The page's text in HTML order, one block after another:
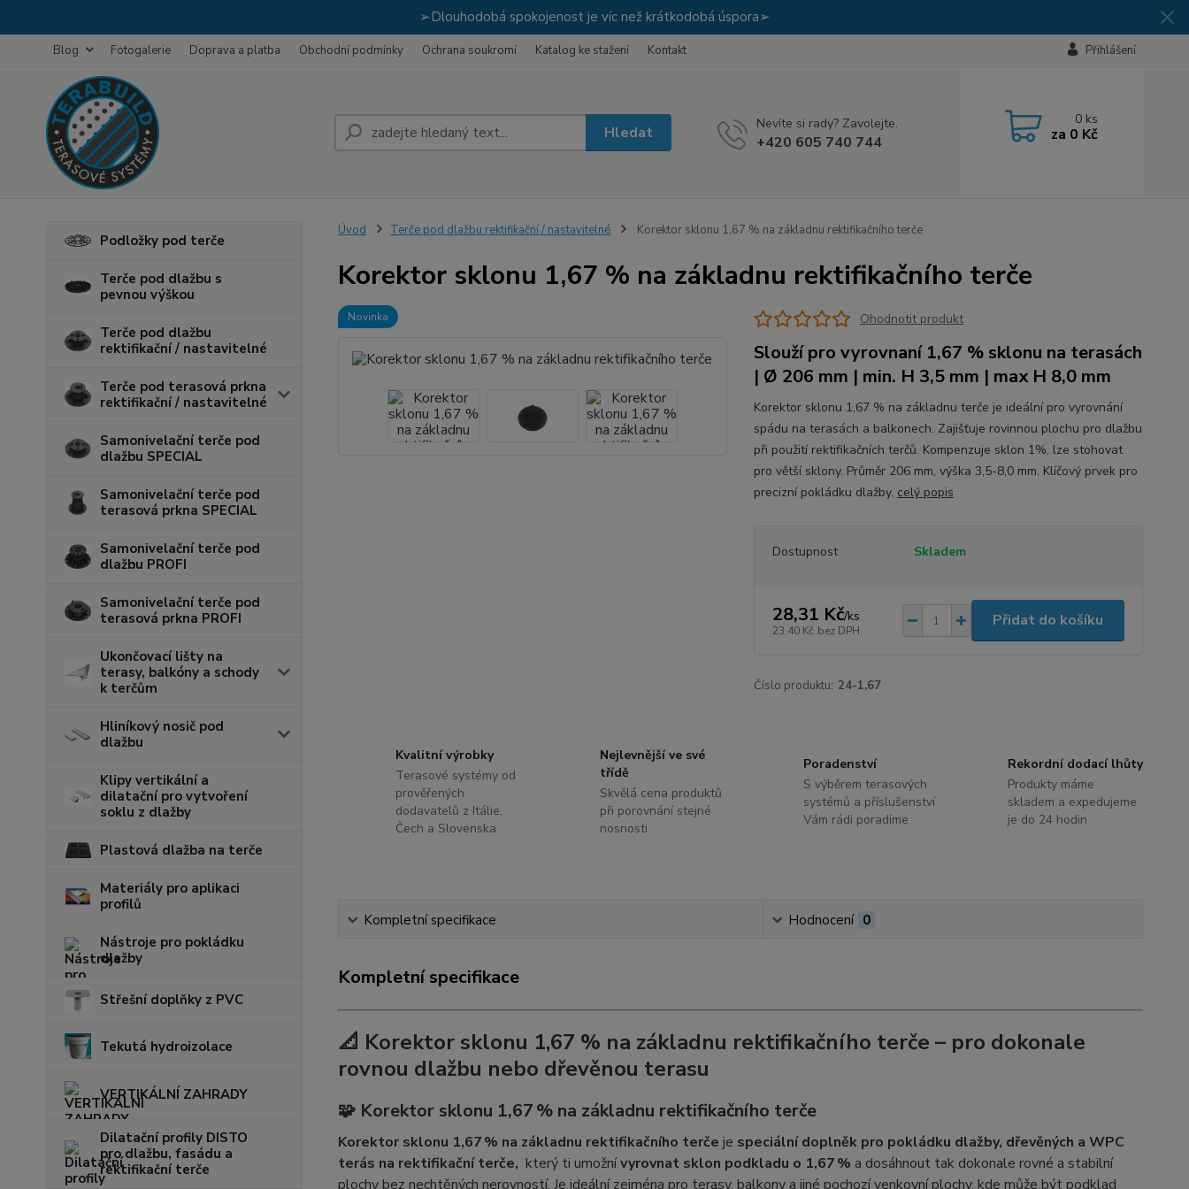
➢Dlouhodobá spokojenost je víc než krátkodobá úspora➢
Blog Fotogalerie Doprava a platba Obchodní podmínky Ochrana soukromí Katalog ke stažení Kontakt Přihlášení
Hledat Nevíte si rady? Zavolejte.
+420 605 740 744
0 ks
za 0 Kč
Podložky pod terče
Terče pod dlažbu s
pevnou výškou
Terče pod dlažbu
rektifikační / nastavitelné
Terče pod terasová prkna
rektifikační / nastavitelné
Samonivelační terče pod
dlažbu SPECIAL
Samonivelační terče pod
terasová prkna SPECIAL
Samonivelační terče pod
dlažbu PROFI
Samonivelační terče pod
terasová prkna PROFI
Ukončovací lišty na
terasy, balkóny a schody
k terčům
Hliníkový nosič pod
dlažbu
Klipy vertikální a
dilatační pro vytvoření
soklu z dlažby
Plastová dlažba na terče
Materiály pro aplikaci
profilů
Nástroje pro pokládku
dlažby
Střešní doplňky z PVC
Tekutá hydroizolace
VERTIKÁLNÍ ZAHRADY
Dilatační profily DISTO
pro dlažbu, fasádu a
rektifikační terče
Úvod Terče pod dlažbu rektifikační / nastavitelné Korektor sklonu 1,67 % na základnu rektifikačního terče
Korektor sklonu 1,67 % na základnu rektifikačního terče
Novinka Ohodnotit produkt
Slouží pro vyrovnaní 1,67 % sklonu na terasách
| Ø 206 mm | min. H 3,5 mm | max H 8,0 mm
Korektor sklonu 1,67 % na základnu terče je ideální pro vyrovnání
spádu na terasách a balkonech. Zajišťuje rovinnou plochu pro dlažbu
při použití rektifikačních terčů. Kompenzuje sklon 1%, lze stohovat
pro větší sklony. Průměr 206 mm, výška 3,5-8,0 mm. Klíčový prvek pro
precizní pokládku dlažby. celý popis
Dostupnost Skladem
28,31 Kč/ks
23,40 Kč bez DPH
Přidat do košíku
Číslo produktu: 24-1,67
Kvalitní výrobky
Terasové systémy od
prověřených
dodavatelů z Itálie,
Čech a Slovenska
Nejlevnější ve své
třídě
Skvělá cena produktů
při porovnání stejné
nosnosti
Poradenství
S výběrem terasových
systémů a příslušenství
Vám rádi poradíme
Rekordní dodací lhůty
Produkty máme
skladem a expedujeme
je do 24 hodin
Kompletní specifikace Hodnocení 0
Kompletní specifikace
📐 Korektor sklonu 1,67 % na základnu rektifikačního terče – pro dokonale
rovnou dlažbu nebo dřevěnou terasu
🧩 Korektor sklonu 1,67 % na základnu rektifikačního terče
Korektor sklonu 1,67 % na základnu rektifikačního terče je speciální doplněk pro pokládku dlažby, dřevěných a WPC
terás na rektifikační terče, který ti umožnívyrovnat sklon podkladu o 1,67 % a dosáhnout tak dokonale rovné a stabilní
plochy bez nechtěných nerovností. Je ideální zejména pro terasy, balkony a jiné pochozí venkovní plochy, kde může být podklad